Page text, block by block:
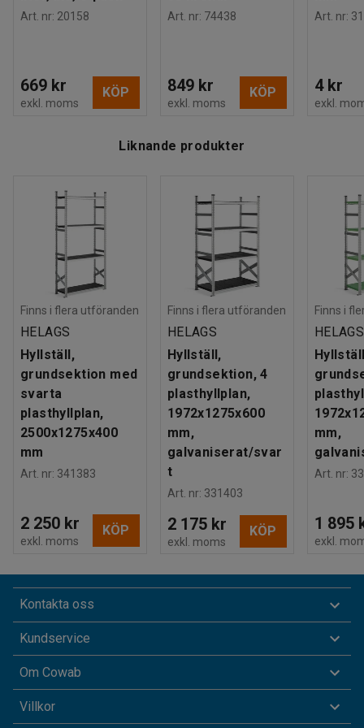
Denna livsmedelshylla är testad och godkänd enligt BGR
OBS! De gröna hyllplanen tål temperaturer nr till -30˚C och
är speciellt framtagna för att användas i frysrum.
Art. nr: 20158
669 kr
exkl. moms
KÖP
Art. nr: 74438
849 kr
exkl. moms
KÖP
Art. nr:
4 kr
exkl.
Liknande produkter
Finns i flera utföranden
HELAGS
Hyllställ,
grundsektion med
svarta
plasthyllplan,
2500x1275x400
mm
Art. nr: 341383
2 250 kr
exkl. moms
KÖP
Finns i flera utföranden
HELAGS
Hyllställ,
grundsektion, 4
plasthyllplan,
1972x1275x600
mm,
galvaniserat/svar
t
Art. nr: 331403
2 175 kr
exkl. moms
KÖP
Finns i
HELAGS
mm,
Art. nr:
1 895
exkl.
Kontakta oss
Kundservice
Om Cowab
Villkor